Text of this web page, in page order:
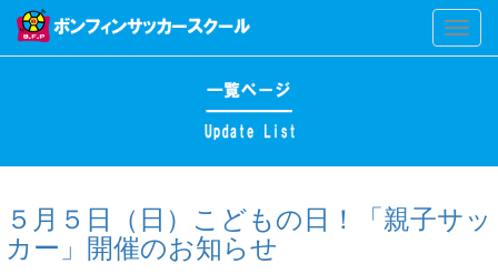
Toggle
５月５日（日）こどもの日！「親子サッ
カー」開催のお知らせ